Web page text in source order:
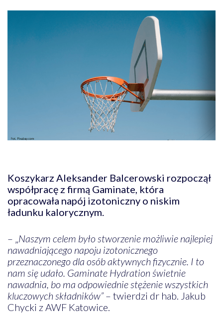
Koszykarz Aleksander Balcerowski rozpoczął
współpracę z firmą Gaminate, która
opracowała napój izotoniczny o niskim
ładunku kalorycznym.
– „Naszym celem było stworzenie możliwie najlepiej
nawadniającego napoju izotonicznego
przeznaczonego dla osób aktywnych fizycznie. I to
nam się udało. Gaminate Hydration świetnie
nawadnia, bo ma odpowiednie stężenie wszystkich
kluczowych składników” – twierdzi dr hab. Jakub
Chycki z AWF Katowice.